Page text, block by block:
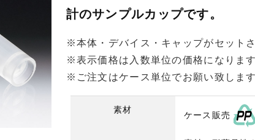
計のサンプルカップです。
※本体・デバイス・キャップがセットさ
※表示価格は入数単位の価格になります
※ご注文はケース単位でお願い致しま
素材
ケース販売